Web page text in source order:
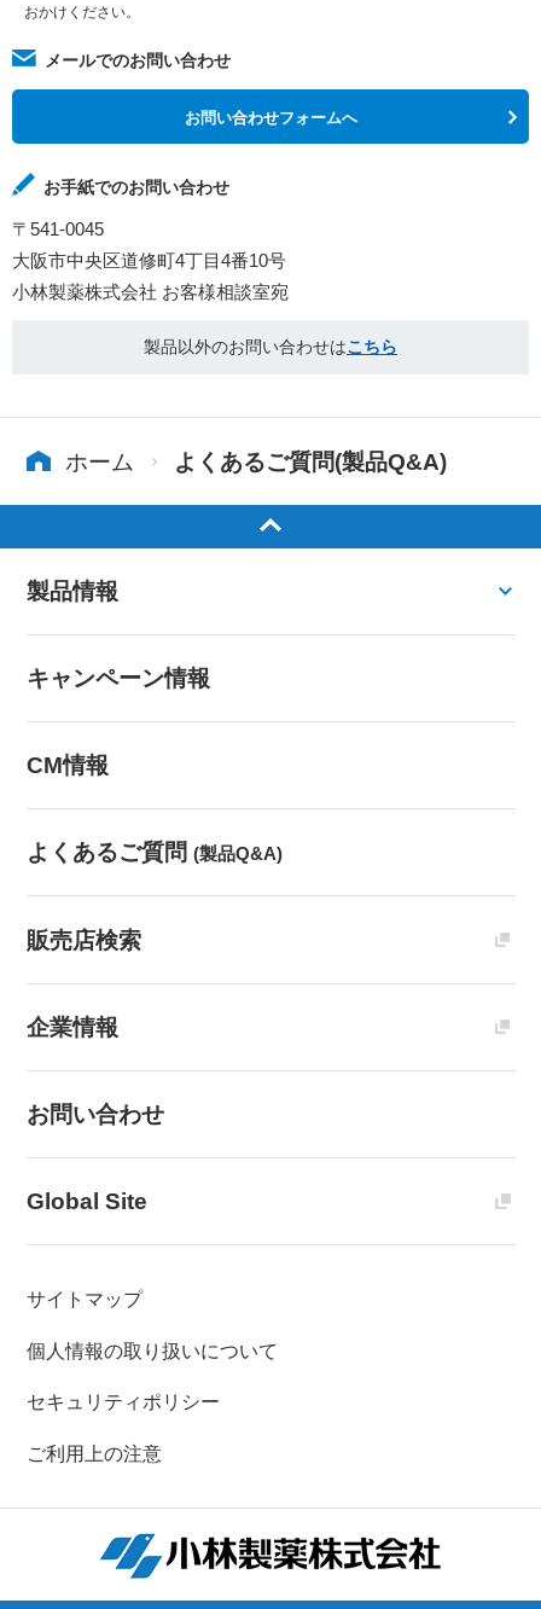
おかけください。
メールでのお問い合わせ
お問い合わせフォームへ
お手紙でのお問い合わせ
〒541-0045
大阪市中央区道修町4丁目4番10号
小林製薬株式会社 お客様相談室宛
製品以外のお問い合わせはこちら
ホーム よくあるご質問(製品Q&A)
製品情報
キャンペーン情報
CM情報
よくあるご質問 (製品Q&A)
販売店検索
企業情報
お問い合わせ
Global Site
サイトマップ
個人情報の取り扱いについて
セキュリティポリシー
ご利用上の注意